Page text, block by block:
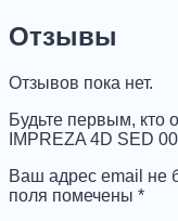
4D
SED
07
GREEN
9
шт
Отзывы
Отзывов пока нет.
Будьте первым, кто
IMPREZA 4D SED
Ваш адрес email не
поля помечены *